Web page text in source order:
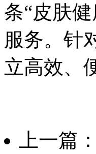
条“皮肤
服务。针
立高效、
上一篇：